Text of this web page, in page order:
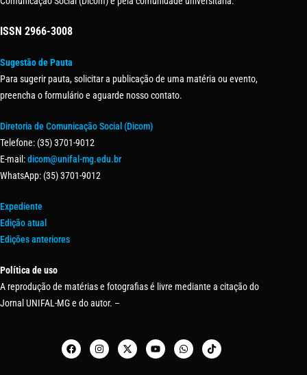
ISSN 2966-3008
Sugestão de Pauta
Para sugerir pauta, solicitar a publicação de uma matéria ou evento,
preencha o formulário e aguarde nosso contato.
Diretoria de Comunicação Social (Dicom)
Telefone: (35) 3701-9012
E-mail:dicom@unifal-mg.edu.br
WhatsApp: (35) 3701-9012
Expediente
Edição atual
Edições anteriores
Política de uso
A reprodução de matérias e fotografias é livre mediante a citação do
Jornal UNIFAL-MG e do autor. –